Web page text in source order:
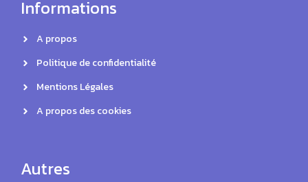
Informations
A propos
Politique de confidentialité
Mentions Légales
A propos des cookies
Autres